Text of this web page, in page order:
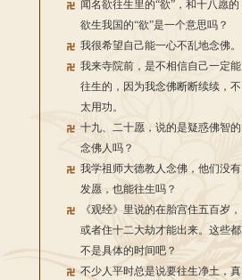
闻名欲往生里的“欲”，和十八愿的
欲生我国的“欲”是一个意思吗？
我很希望自己能一心不乱地念佛。
我来寺院前，是不相信自己一定能
往生的，因为我念佛断断续续，不
太用功。
十九、二十愿，说的是疑惑佛智的
念佛人吗？
我学祖师大德教人念佛，他们没有
发愿，也能往生吗？
《观经》里说的在胎宫住五百岁，
或者住十二大劫才能出来。这些都
不是具体的时间吧？
不少人平时总是说要往生净土，真